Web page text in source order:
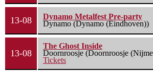
13-08
Dynamo Metalfest Pre-party
Dynamo (Dynamo (Eindhoven))
13-08
The Ghost Inside
Doornroosje (Doornroosje
Tickets